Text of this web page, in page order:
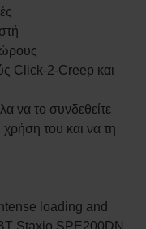
Click-2-Creep και
να το συνδεθείτε
του και να τη
loading and
Staxio SPE200DN